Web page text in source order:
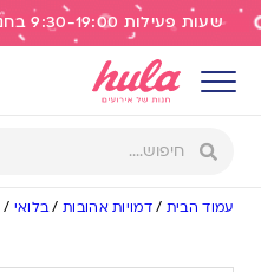
שעות פעילות 9:30-19:00 בחנות | משלוח חינם מעל 299 ש"ח
עמוד הבית /דמויות אהובות/בלואי /